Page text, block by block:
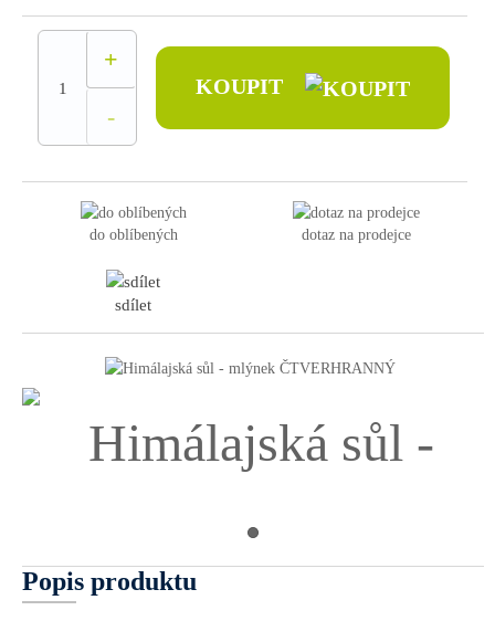
+
-
KOUPIT
do oblíbených dotaz na prodejce
sdílet
Popis produktu